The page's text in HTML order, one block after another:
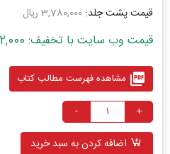
قیمت پشت جلد: 3,780,000 ریال
قیمت وب سایت با تخفیف: 3,402,000 ریال
picture_as_pdf مشاهده فهرست مطالب کتاب
+
-
اضافه کردن به سبد خرید